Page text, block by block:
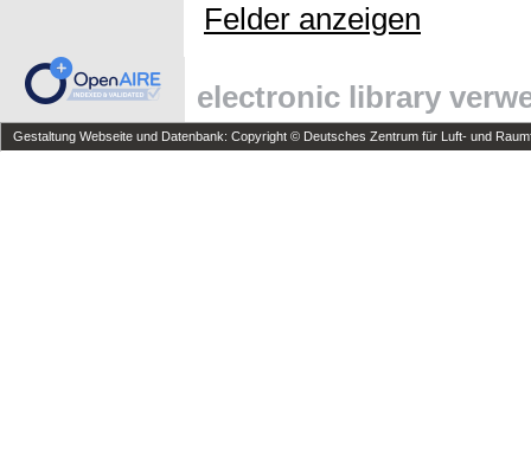
Felder anzeigen
electronic library
Gestaltung Webseite und Datenbank: Copyright © Deutsches Zentrum für Luft- und